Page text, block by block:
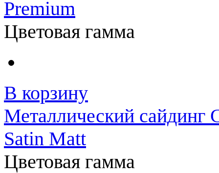
Premium
Цветовая гамма
В корзину
Металлический сайдинг
Satin Matt
Цветовая гамма